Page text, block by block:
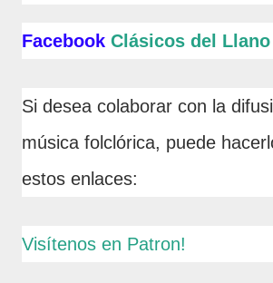
Facebook Clásicos del Llano
Si desea colaborar con la
música folclórica, puede
estos enlaces:
Visítenos en Patron!